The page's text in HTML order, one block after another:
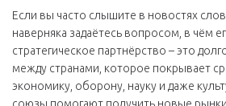
Если вы часто слышите в новостях
наверняка задаётесь вопросом, в чём
стратегическое партнёрство – это
между странами, которое покрывает
экономику, оборону, науку и даже